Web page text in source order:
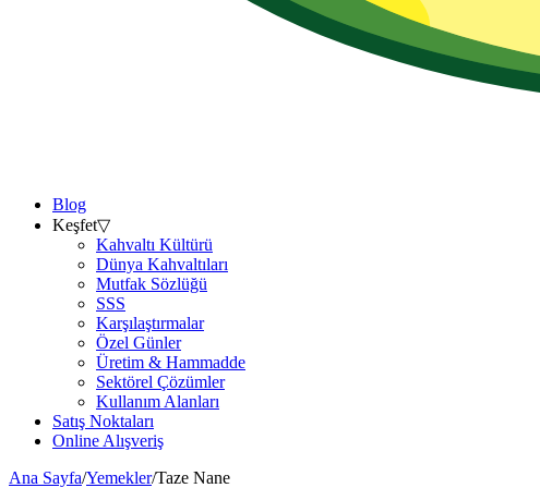
Blog
Keşfet▽
Kahvaltı Kültürü
Dünya Kahvaltıları
Mutfak Sözlüğü
SSS
Karşılaştırmalar
Özel Günler
Üretim & Hammadde
Sektörel Çözümler
Kullanım Alanları
Satış Noktaları
Online Alışveriş
Ana Sayfa/Yemekler/Taze Nane